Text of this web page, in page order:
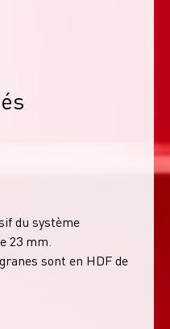
du système
23 mm.
sont en HDF de